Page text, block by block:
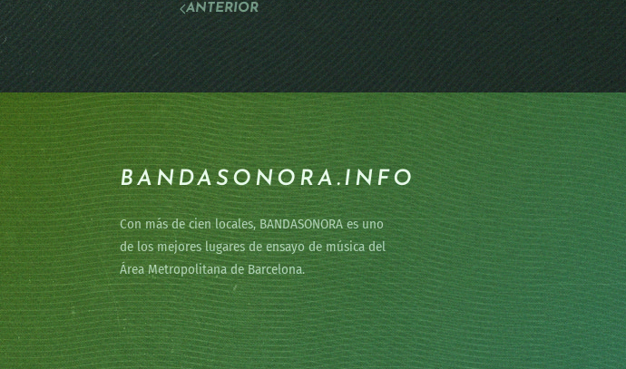
ANTERIOR
BANDASONORA.INFO
Con más de cien locales, BANDASONORA es uno
de los mejores lugares de ensayo de música del
Área Metropolitana de Barcelona.